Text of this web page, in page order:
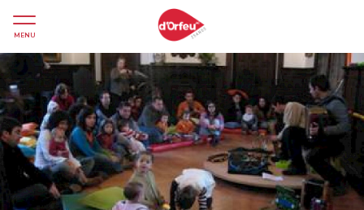
MENU